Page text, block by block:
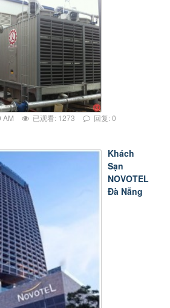
AM 已观看: 1273 回复: 0
Khách
Sạn
NOVOTEL
Đà Nẵng